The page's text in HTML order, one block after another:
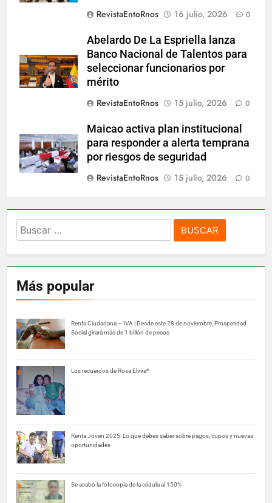
RevistaEntoRnos
16 julio, 2026 0
Abelardo De La Espriella lanza
Banco Nacional de Talentos para
seleccionar funcionarios por
mérito
RevistaEntoRnos
15 julio, 2026 0
Maicao activa plan institucional
para responder a alerta temprana
por riesgos de seguridad
RevistaEntoRnos
15 julio, 2026 0
Buscar:
Más popular
Renta Ciudadana – IVA | Desde este 28 de noviembre, Prosperidad
Social girará más de 1 billón de pesos
Los recuerdos de Rosa Elvira*
Renta Joven 2025: Lo que debes saber sobre pagos, cupos y nuevas
oportunidades
Se acabó la fotocopia de la cédula al 150%